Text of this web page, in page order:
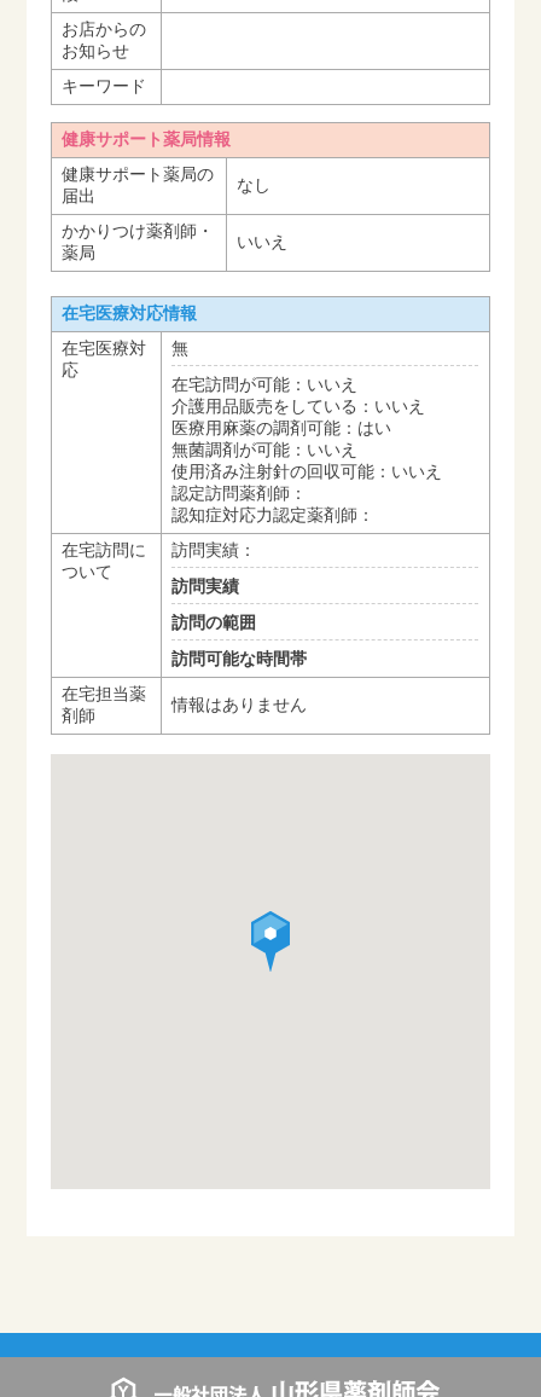
お店からの
お知らせ
キーワード
健康サポート薬局情報
健康サポート薬局の
届出
なし
かかりつけ薬剤師・
薬局
いいえ
在宅医療対応情報
在宅医療対
応
無
在宅訪問が可能：いいえ
介護用品販売をしている：いいえ
医療用麻薬の調剤可能：はい
無菌調剤が可能：いいえ
使用済み注射針の回収可能：いいえ
認定訪問薬剤師：
認知症対応力認定薬剤師：
在宅訪問に
ついて
訪問実績：
訪問実績
訪問の範囲
訪問可能な時間帯
在宅担当薬
剤師
情報はありません